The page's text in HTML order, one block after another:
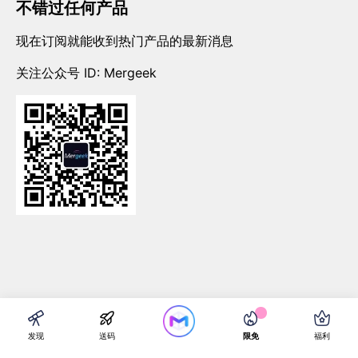
不错过任何产品
现在订阅就能收到热门产品的最新消息
关注公众号 ID: Mergeek
Made with ❤ by
发现 送码 限免 福利